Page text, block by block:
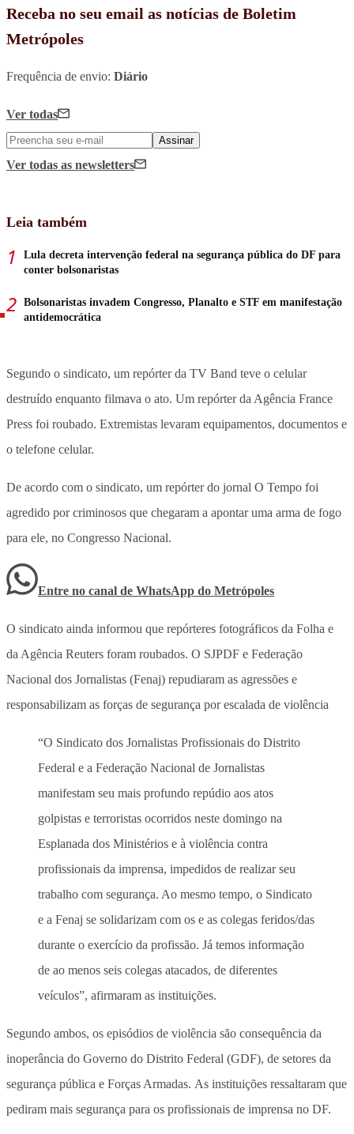
Receba no seu email as notícias de Boletim
Metrópoles
Frequência de envio: Diário
Ver todas
Assinar
Ver todas as newsletters
Leia também
Lula decreta intervenção federal na segurança pública do DF para
conter bolsonaristas
Bolsonaristas invadem Congresso, Planalto e STF em manifestação
antidemocrática
Segundo o sindicato, um repórter da TV Band teve o celular
destruído enquanto filmava o ato. Um repórter da Agência France
Press foi roubado. Extremistas levaram equipamentos, documentos e
o telefone celular.
De acordo com o sindicato, um repórter do jornal O Tempo foi
agredido por criminosos que chegaram a apontar uma arma de fogo
para ele, no Congresso Nacional.
Entre no canal de WhatsApp do Metrópoles
O sindicato ainda informou que repórteres fotográficos da Folha e
da Agência Reuters foram roubados. O SJPDF e Federação
Nacional dos Jornalistas (Fenaj) repudiaram as agressões e
responsabilizam as forças de segurança por escalada de violência
“O Sindicato dos Jornalistas Profissionais do Distrito
Federal e a Federação Nacional de Jornalistas
manifestam seu mais profundo repúdio aos atos
golpistas e terroristas ocorridos neste domingo na
Esplanada dos Ministérios e à violência contra
profissionais da imprensa, impedidos de realizar seu
trabalho com segurança. Ao mesmo tempo, o Sindicato
e a Fenaj se solidarizam com os e as colegas feridos/das
durante o exercício da profissão. Já temos informação
de ao menos seis colegas atacados, de diferentes
veículos”, afirmaram as instituições.
Segundo ambos, os episódios de violência são consequência da
inoperância do Governo do Distrito Federal (GDF), de setores da
segurança pública e Forças Armadas. As instituições ressaltaram que
pediram mais segurança para os profissionais de imprensa no DF.